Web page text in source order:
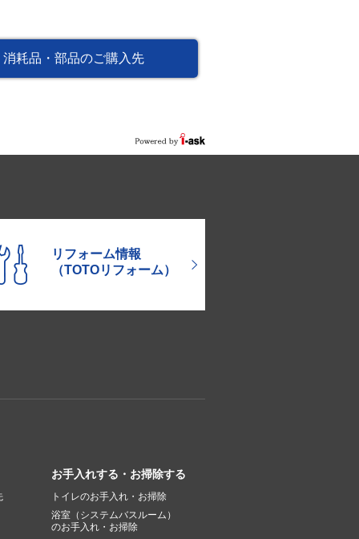
消耗品・部品のご購入先
リフォーム情報
（TOTOリフォーム）
お手入れする・お掃除する
トイレのお手入れ・お掃除
浴室（システムバスルーム）
のお手入れ・お掃除